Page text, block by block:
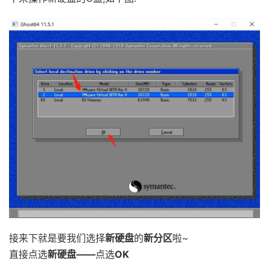
接来下就是要我们选择新硬盘的新分区啦~
直接点选新硬盘——点选OK